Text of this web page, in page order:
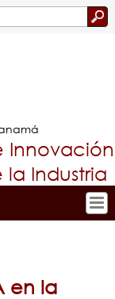
Innovación
Industria
en la